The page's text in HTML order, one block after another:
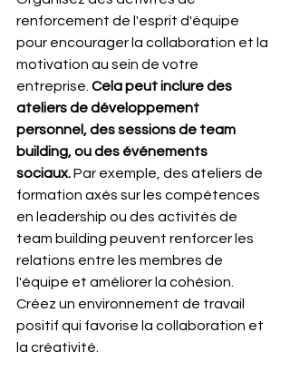
renforcement de l'esprit d'équipe
pour encourager la collaboration et la
motivation au sein de votre
entreprise. Cela peut inclure des
ateliers de développement
personnel, des sessions de team
building, ou des événements
sociaux. Par exemple, des ateliers de
formation axés sur les compétences
en leadership ou des activités de
team building peuvent renforcer les
relations entre les membres de
l'équipe et améliorer la cohésion.
Créez un environnement de travail
positif qui favorise la collaboration et
la créativité.